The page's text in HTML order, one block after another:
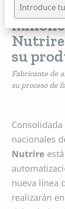
Con
Nutrire
su
Fabricante de
su proceso de
nacionales
Nutrire
nueva línea
realizarán